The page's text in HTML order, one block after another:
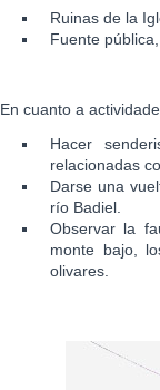
Ruinas de la
Fuente
En cuanto a
Hacer
relacionadas
Darse una
río Badiel.
Observar la
monte bajo,
olivares.